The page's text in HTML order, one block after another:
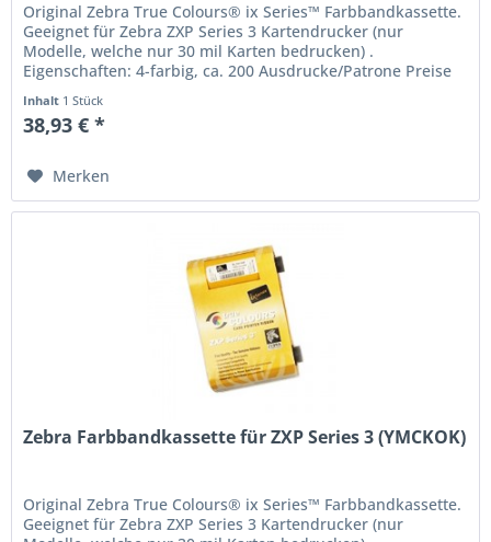
Original Zebra True Colours® ix Series™ Farbbandkassette.
Geeignet für Zebra ZXP Series 3 Kartendrucker (nur
Modelle, welche nur 30 mil Karten bedrucken) .
Eigenschaften: 4-farbig, ca. 200 Ausdrucke/Patrone Preise
Inhalt 1 Stück
38,93 € *
Merken
Zebra Farbbandkassette für ZXP Series 3 (YMCKOK)
Original Zebra True Colours® ix Series™ Farbbandkassette.
Geeignet für Zebra ZXP Series 3 Kartendrucker (nur